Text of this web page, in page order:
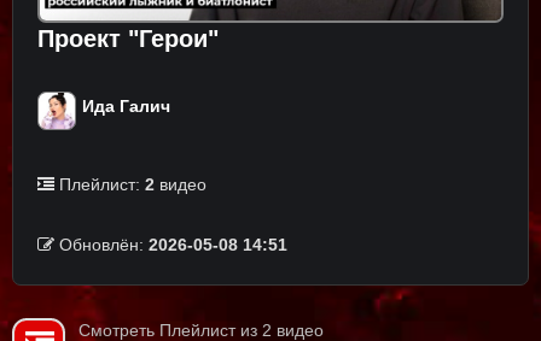
Проект "Герои"
Ида Галич
Плейлист: 2 видео
Обновлён: 2026-05-08 14:51
Смотреть Плейлист из 2 видео